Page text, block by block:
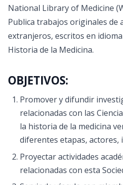
National Library of Medicine
Publica trabajos originales de
extranjeros, escritos en
Historia de la Medicina.
OBJETIVOS:
Promover y difundir
relacionadas con las
la historia de la medicina
diferentes etapas, actores,
Proyectar actividades
relacionadas con esta